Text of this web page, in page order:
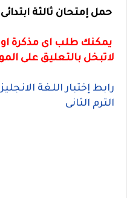
حمل إمتحان ثالثة
يمكنك طلب اى مذكرة
لاتبخل بالتعليق على
رابط إختبار اللغة
الترم الثانى